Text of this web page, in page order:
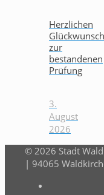
Herzlichen
Glückwunsch
zur
bestandenen
Prüfung
3.
August
2026
© 2026 Stadt
| 94065